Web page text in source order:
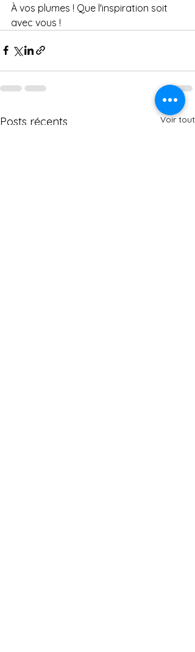
À vos plumes ! Que l'inspiration soit
avec vous !
Posts récents Voir tout